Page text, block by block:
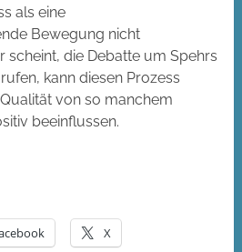
als eine
Bewegung nicht
scheint, die Debatte um Spehrs
kann diesen Prozess
von so manchem
beeinflussen.
X